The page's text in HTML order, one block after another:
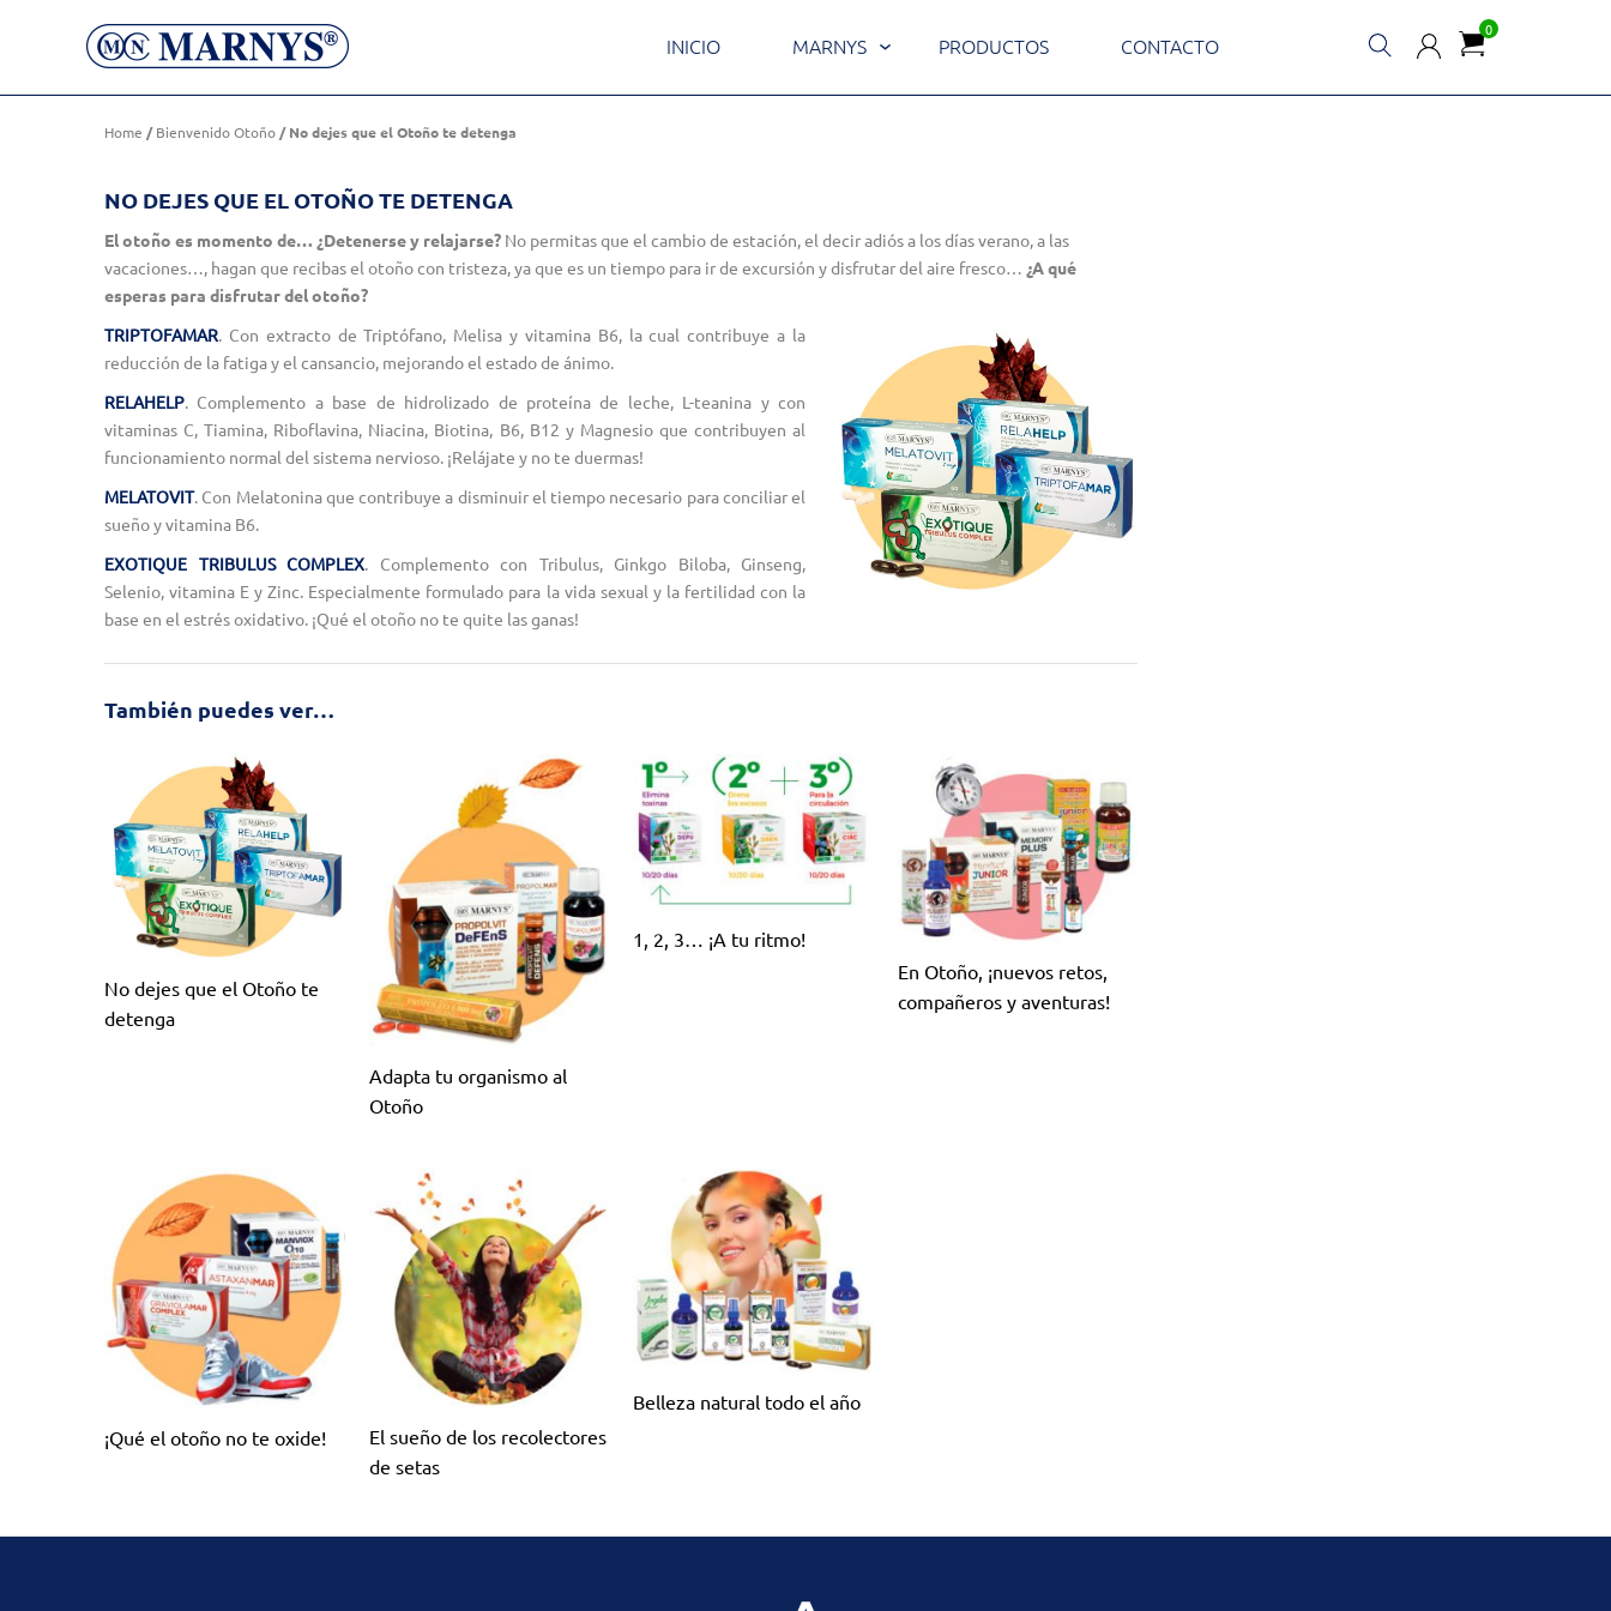
INICIO MARNYS PRODUCTOS CONTACTO
0
No dejes que el Otoño te detenga
Home /Bienvenido Otoño / No dejes que el Otoño te detenga
NO DEJES QUE EL OTOÑO TE DETENGA
El otoño es momento de… ¿Detenerse y relajarse? No permitas que el cambio de estación, el decir adiós a los días verano, a las
vacaciones…, hagan que recibas el otoño con tristeza, ya que es un tiempo para ir de excursión y disfrutar del aire fresco… ¿A qué
esperas para disfrutar del otoño?
TRIPTOFAMAR. Con extracto de Triptófano, Melisa y vitamina B6, la cual contribuye a la
reducción de la fatiga y el cansancio, mejorando el estado de ánimo.
RELAHELP. Complemento a base de hidrolizado de proteína de leche, L-teanina y con
vitaminas C, Tiamina, Riboflavina, Niacina, Biotina, B6, B12 y Magnesio que contribuyen al
funcionamiento normal del sistema nervioso. ¡Relájate y no te duermas!
MELATOVIT. Con Melatonina que contribuye a disminuir el tiempo necesario para conciliar el
sueño y vitamina B6.
EXOTIQUE TRIBULUS COMPLEX. Complemento con Tribulus, Ginkgo Biloba, Ginseng,
Selenio, vitamina E y Zinc. Especialmente formulado para la vida sexual y la fertilidad con la
base en el estrés oxidativo. ¡Qué el otoño no te quite las ganas!
También puedes ver…
No dejes que el Otoño te
detenga
Adapta tu organismo al
Otoño
1, 2, 3… ¡A tu ritmo!
En Otoño, ¡nuevos retos,
compañeros y aventuras!
¡Qué el otoño no te oxide!
El sueño de los recolectores
de setas
Belleza natural todo el año